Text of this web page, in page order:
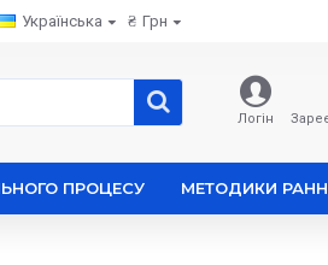
Українська ₴ Грн
Логін
ПРОЦЕСУ МЕТОДИКИ